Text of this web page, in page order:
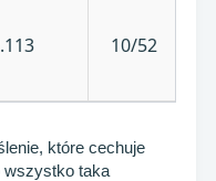
10/52
które cechuje
wszystko taka